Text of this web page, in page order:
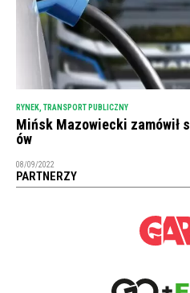
RYNEK, TRANSPORT PUBLICZNY
Mińsk Mazowiecki zamówił
ów
08/09/2022
PARTNERZY